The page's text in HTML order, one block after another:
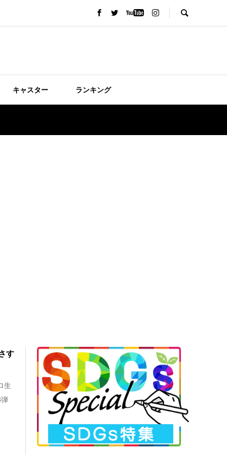
キャスター ランキング
す
生